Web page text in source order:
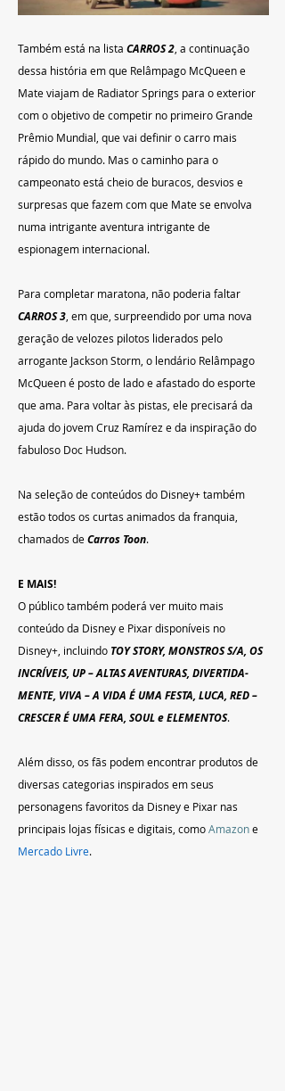
Também está na lista CARROS 2 , a continuação
dessa história em que Relâmpago McQueen e
Mate viajam de Radiator Springs para o exterior
com o objetivo de competir no primeiro Grande
Prêmio Mundial, que vai definir o carro mais
rápido do mundo. Mas o caminho para o
campeonato está cheio de buracos, desvios e
surpresas que fazem com que Mate se envolva
numa intrigante aventura intrigante de
espionagem internacional.
Para completar maratona, não poderia faltar
CARROS 3 , em que, surpreendido por uma nova
geração de velozes pilotos liderados pelo
arrogante Jackson Storm, o lendário Relâmpago
McQueen é posto de lado e afastado do esporte
que ama. Para voltar às pistas, ele precisará da
ajuda do jovem Cruz Ramírez e da inspiração do
fabuloso Doc Hudson.
Na seleção de conteúdos do Disney+ também
estão todos os curtas animados da franquia,
chamados de Carros Toon.
E MAIS!
O público também poderá ver muito mais
conteúdo da Disney e Pixar disponíveis no
Disney+, incluindo TOY STORY, MONSTROS S/A, OS
INCRÍVEIS, UP – ALTAS AVENTURAS, DIVERTIDA-
MENTE, VIVA – A VIDA É UMA FESTA, LUCA, RED –
CRESCER É UMA FERA, SOUL e ELEMENTOS.
Além disso, os fãs podem encontrar produtos de
diversas categorias inspirados em seus
personagens favoritos da Disney e Pixar nas
principais lojas físicas e digitais, como Amazon e
Mercado Livre.